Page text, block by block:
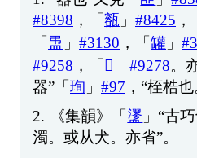
#8398 ，「 㼸 」 #8425 ，
「 盄 」 #3130 ，「 罐 」
#9258 ，「 𨪉 」 #9278。
器”「 珣 」 #97 ，“桎梏也
2.
《集韻》「 䀊 」“古巧
濁。 或从犬。 亦省”。